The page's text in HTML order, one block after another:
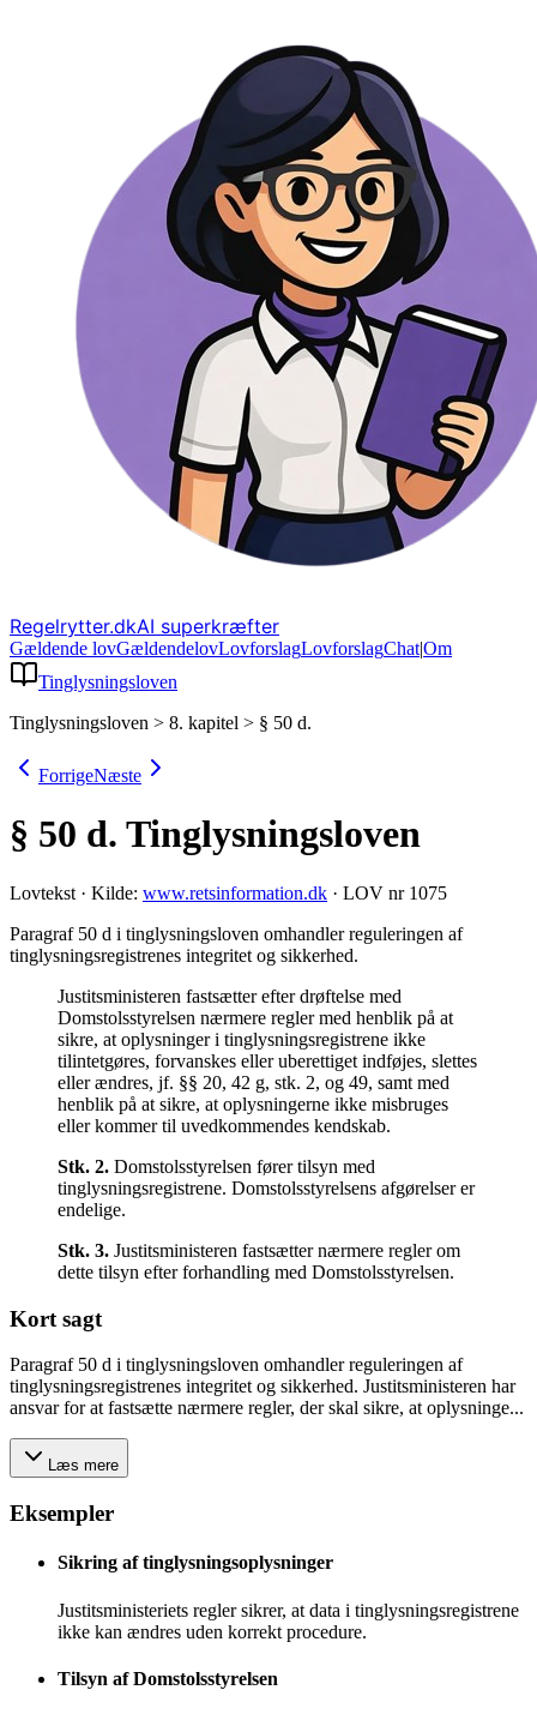
Regelrytter.dkAI superkræfter
Gældende lovGældendelovLovforslagLovforslagChat|Om
Tinglysningsloven
Tinglysningsloven > 8. kapitel > § 50 d.
ForrigeNæste
§ 50 d. Tinglysningsloven
Lovtekst · Kilde: www.retsinformation.dk · LOV nr 1075
Paragraf 50 d i tinglysningsloven omhandler reguleringen af
tinglysningsregistrenes integritet og sikkerhed.
Justitsministeren fastsætter efter drøftelse med
Domstolsstyrelsen nærmere regler med henblik på at
sikre, at oplysninger i tinglysningsregistrene ikke
tilintetgøres, forvanskes eller uberettiget indføjes, slettes
eller ændres, jf. §§ 20, 42 g, stk. 2, og 49, samt med
henblik på at sikre, at oplysningerne ikke misbruges
eller kommer til uvedkommendes kendskab.
Stk. 2. Domstolsstyrelsen fører tilsyn med
tinglysningsregistrene. Domstolsstyrelsens afgørelser er
endelige.
Stk. 3. Justitsministeren fastsætter nærmere regler om
dette tilsyn efter forhandling med Domstolsstyrelsen.
Kort sagt
Paragraf 50 d i tinglysningsloven omhandler reguleringen af
tinglysningsregistrenes integritet og sikkerhed. Justitsministeren har
ansvar for at fastsætte nærmere regler, der skal sikre, at oplysninge...
Læs mere
Eksempler
Sikring af tinglysningsoplysninger
Justitsministeriets regler sikrer, at data i tinglysningsregistrene
ikke kan ændres uden korrekt procedure.
Tilsyn af Domstolsstyrelsen